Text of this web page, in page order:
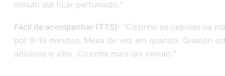
minuto até ficar perfumado.”
Fácil de acompanhar (TTS): “Cozinhe as cebolas na
por 8-10 minutos. Mexa de vez em quando. Quando
adicione o alho. Cozinhe mais um minuto.”